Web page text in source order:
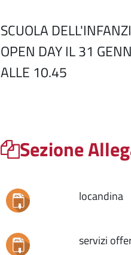
SCUOLA
OPEN DAY IL 31
ALLE 10.45
Sezione
locandina
servizi